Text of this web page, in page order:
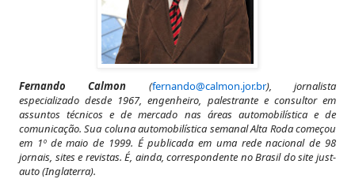
Fernando Calmon (fernando@calmon.jor.br), jornalista
especializado desde 1967, engenheiro, palestrante e consultor em
assuntos técnicos e de mercado nas áreas automobilística e de
comunicação. Sua coluna automobilística semanal Alta Roda começou
em 1º de maio de 1999. É publicada em uma rede nacional de 98
jornais, sites e revistas. É, ainda, correspondente no Brasil do site just-
auto (Inglaterra).